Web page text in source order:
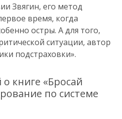
Звягин, его метод
время, когда
остры. А для того,
ситуации, автор
подстраховки».
книге «Бросай
по системе